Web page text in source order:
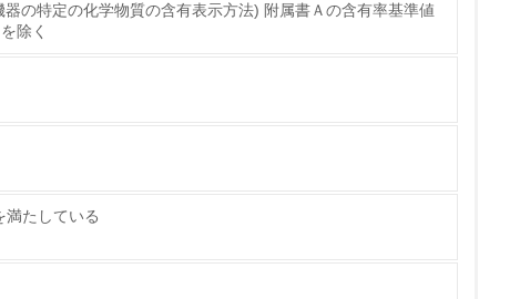
標や計画を立てている
製造・販売
の特定の化学物質の含有表示方法) 附属書Ａの含有率基準値
除く
満たしている